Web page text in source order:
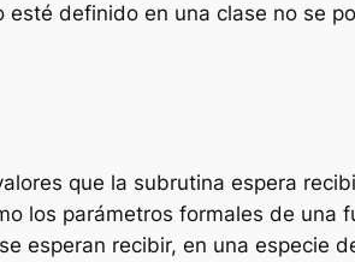
definido en una clase no se
que la subrutina espera
los parámetros formales de
esperan recibir, en una especie